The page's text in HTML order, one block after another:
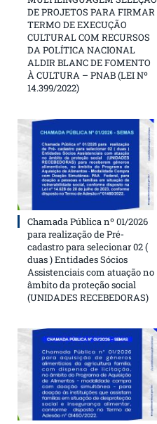
DE PROJETOS PARA FIRMAR
TERMO DE EXECUÇÃO
CULTURAL COM RECURSOS
DA POLÍTICA NACIONAL
ALDIR BLANC DE FOMENTO
À CULTURA – PNAB (LEI Nº
14.399/2022)
Chamada Pública nº 01/2026
para realização de Pré-
cadastro para selecionar 02 (
duas ) Entidades Sócios
Assistenciais com atuação no
âmbito da proteção social
(UNIDADES RECEBEDORAS)